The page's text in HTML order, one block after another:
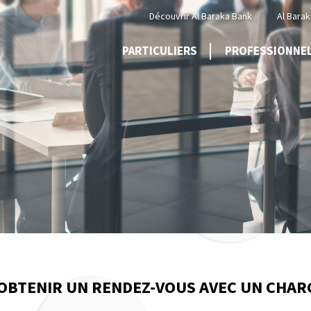
Menu
TopDécouvrir Al Baraka Bank Al
PARTICULIERS
UN RENDEZ-VOUS AVEC UN